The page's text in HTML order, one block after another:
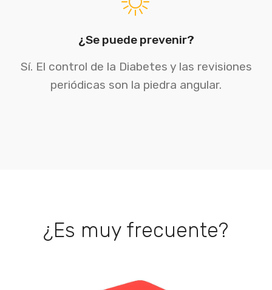
¿Se puede prevenir?
Sí. El control de la Diabetes y las revisiones
periódicas son la piedra angular.
¿Es muy frecuente?